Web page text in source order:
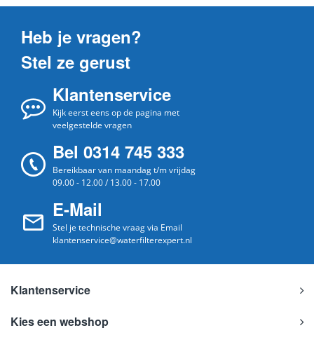
Heb je vragen?
Stel ze gerust
Klantenservice
Kijk eerst eens op de pagina met
veelgestelde vragen
Bel 0314 745 333
Bereikbaar van maandag t/m vrijdag
09.00 - 12.00 / 13.00 - 17.00
E-Mail
Stel je technische vraag via Email
klantenservice@waterfilterexpert.nl
Klantenservice
Kies een webshop